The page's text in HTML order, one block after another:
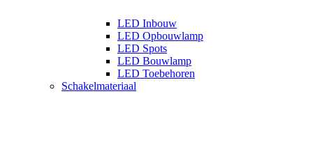
LED Inbouw
LED Opbouwlamp
LED Spots
LED Bouwlamp
LED Toebehoren
Schakelmateriaal